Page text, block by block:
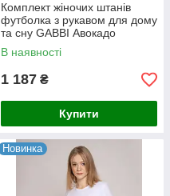
Комплект жіночих штанів
футболка з рукавом для дому
та сну GABBI Авокадо
Рожевий розмір М (11937)
В наявності
1 187 ₴
Купити
Новинка